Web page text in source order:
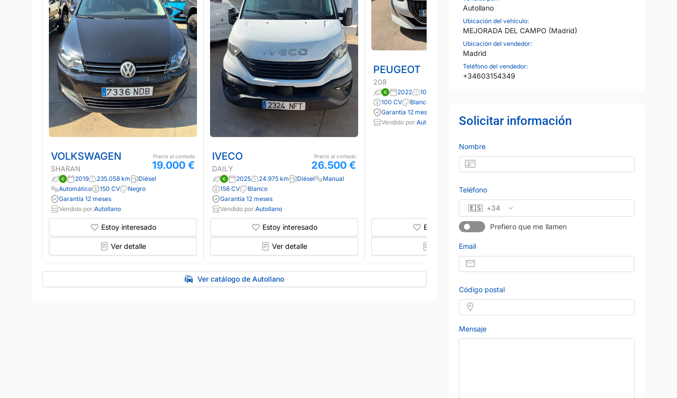
VOLKSWAGEN
SHARAN
Precio al contado
19.000 €
2019 235.058 km
Diésel
Automático
150 CV
Negro
Garantía 12 meses
Vendido por:Autollano
Estoy interesado
Ver detalle
IVECO
DAILY
Precio al contado
26.500 €
2025 24.975 km Diésel
Manual
156 CV
Blanco
Garantía 12 meses
Vendido por:Autollano
Estoy interesado
Ver detalle
PEUGEOT
208
Precio al contado
10.000 €
2022 100.000 km
100 CV
Blanco
Garantía 12 meses
Vendido por:Autollano
Estoy interesado
Ver detalle
Vendido por:
Ver catálogo de Autollano
Autollano
Ubicación del vehículo:
MEJORADA DEL CAMPO (Madrid)
Ubicación del vendedor:
Madrid
Teléfono del vendedor:
+34603154349
Solicitar información
Nombre
Teléfono
🇪🇸 +34
Prefiero que me llamen
Email
Código postal
Mensaje